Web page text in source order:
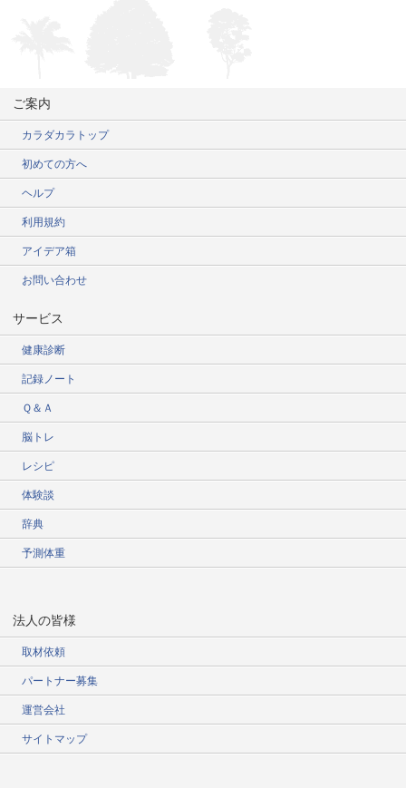
ご案内
カラダカラトップ
初めての方へ
ヘルプ
利用規約
アイデア箱
お問い合わせ
サービス
健康診断
記録ノート
Ｑ＆Ａ
脳トレ
レシピ
体験談
辞典
予測体重
法人の皆様
取材依頼
パートナー募集
運営会社
サイトマップ